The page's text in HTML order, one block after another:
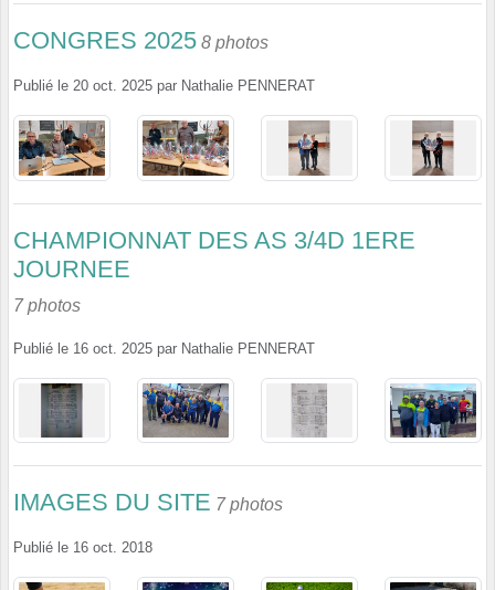
CONGRES 2025 8 photos
Publié le 20 oct. 2025 par Nathalie PENNERAT
CHAMPIONNAT DES AS 3/4D 1ERE
JOURNEE
7 photos
Publié le 16 oct. 2025 par Nathalie PENNERAT
IMAGES DU SITE 7 photos
Publié le 16 oct. 2018